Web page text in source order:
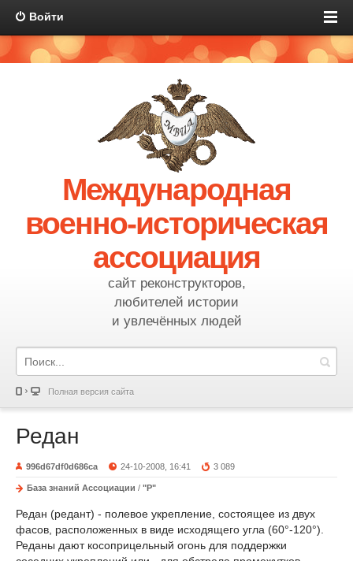
Войти
Международная
военно-историческая
ассоциация
сайт реконструкторов,
любителей истории
и увлечённых людей
Полная версия сайта
Редан
996d67df0d686ca 24-10-2008, 16:41 3 089
База знаний Ассоциации / "Р"
Редан (редант) - полевое укрепление, состоящее из двух
фасов, расположенных в виде исходящего угла (60°-120°).
Реданы дают косоприцельный огонь для поддержки